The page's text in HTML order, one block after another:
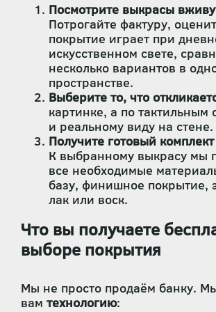
Посмотрите выкрасы
Потрогайте фактуру,
покрытие играет при
искусственном свете,
несколько вариантов в
пространстве.
Выберите то, что
картинке, а по
и реальному виду на стене.
Получите готовый
К выбранному выкрасу мы
все необходимые
базу, финишное покрытие,
лак или воск.
Что вы получаете
выборе покрытия
Мы не просто продаём банку.
вам технологию: